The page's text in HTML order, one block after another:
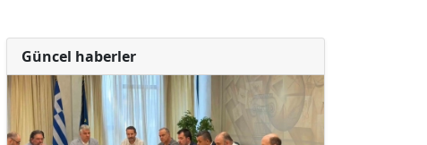
Güncel haberler